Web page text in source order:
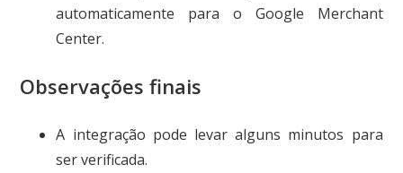
automaticamente para o Google Merchant
Center.
Observações finais
A integração pode levar alguns minutos para
ser verificada.